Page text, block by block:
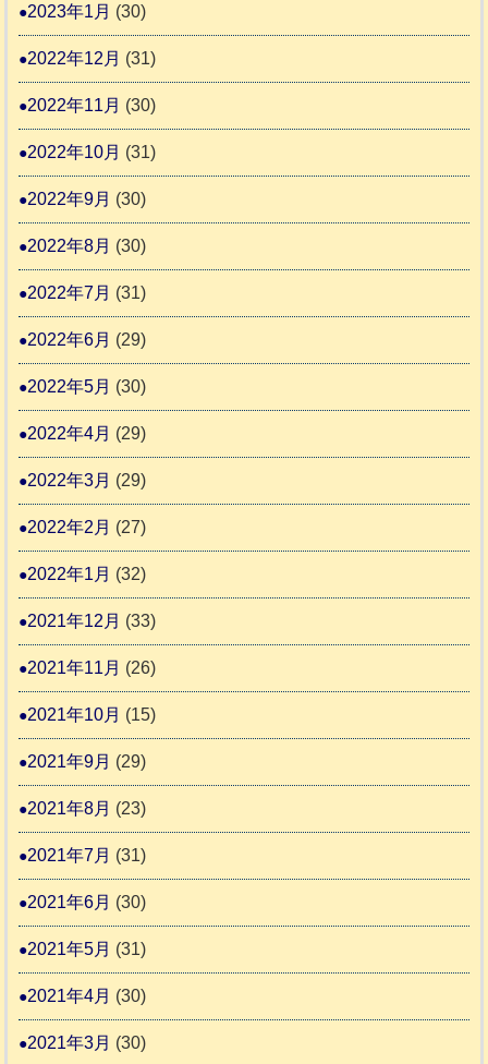
2023年1月 (30)
2022年12月 (31)
2022年11月 (30)
2022年10月 (31)
2022年9月 (30)
2022年8月 (30)
2022年7月 (31)
2022年6月 (29)
2022年5月 (30)
2022年4月 (29)
2022年3月 (29)
2022年2月 (27)
2022年1月 (32)
2021年12月 (33)
2021年11月 (26)
2021年10月 (15)
2021年9月 (29)
2021年8月 (23)
2021年7月 (31)
2021年6月 (30)
2021年5月 (31)
2021年4月 (30)
2021年3月 (30)